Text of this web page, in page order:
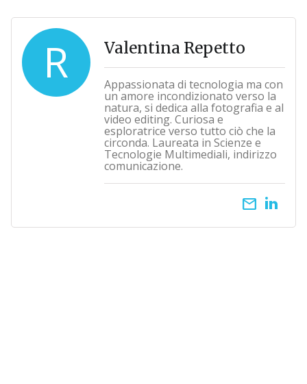
R Valentina Repetto
Appassionata di tecnologia ma con
un amore incondizionato verso la
natura, si dedica alla fotografia e al
video editing. Curiosa e
esploratrice verso tutto ciò che la
circonda. Laureata in Scienze e
Tecnologie Multimediali, indirizzo
comunicazione.
email